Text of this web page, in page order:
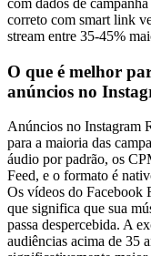
com dados de
correto com smart link
stream entre 35-45%
O que é melhor
anúncios no
Anúncios no Instagram
para a maioria das
áudio por padrão, os
Feed, e o formato é
Os vídeos do Facebook
que significa que sua
passa despercebida. A
audiências acima de 35